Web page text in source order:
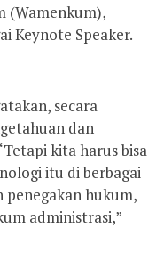
(Wamenkum),
Keynote Speaker.
secara
dan
kita harus bisa
itu di berbagai
penegakan hukum,
administrasi,”